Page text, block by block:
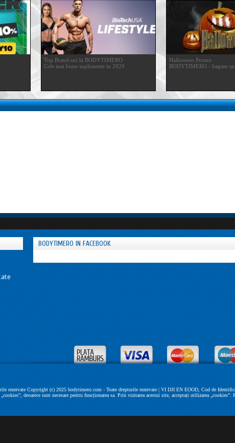
Top Brand-uri la BODYTIMERO
Cele mai bune suplimente in 2020
Halloween Promo
BODYTIMERO - bagam
BODYTIMERO IN FACEBOOK
rezervate Copyright (c) 2025 bodytimero.com - Toate drepturile rezervate | VI DJI EN EOOD, Cod de
deoarece sunt necesare pentru funcționarea sa. Prin vizitarea acestui site, acceptați utilizarea